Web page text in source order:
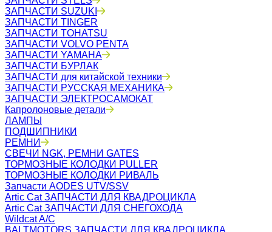
ЗАПЧАСТИ SUZUKI
ЗАПЧАСТИ TINGER
ЗАПЧАСТИ TOHATSU
ЗАПЧАСТИ VOLVO PENTA
ЗАПЧАСТИ YAMAHA
ЗАПЧАСТИ БУРЛАК
ЗАПЧАСТИ для китайской техники
ЗАПЧАСТИ РУССКАЯ МЕХАНИКА
ЗАПЧАСТИ ЭЛЕКТРОСАМОКАТ
Капролоновые детали
ЛАМПЫ
ПОДШИПНИКИ
РЕМНИ
СВЕЧИ NGK, РЕМНИ GATES
ТОРМОЗНЫЕ КОЛОДКИ PULLER
ТОРМОЗНЫЕ КОЛОДКИ РИВАЛЬ
Запчасти AODES UTV/SSV
Artic Cat ЗАПЧАСТИ ДЛЯ КВАДРОЦИКЛА
Artic Cat ЗАПЧАСТИ ДЛЯ СНЕГОХОДА
Wildcat A/C
BALTMOTORS ЗАПЧАСТИ ДЛЯ КВАДРОЦИКЛА